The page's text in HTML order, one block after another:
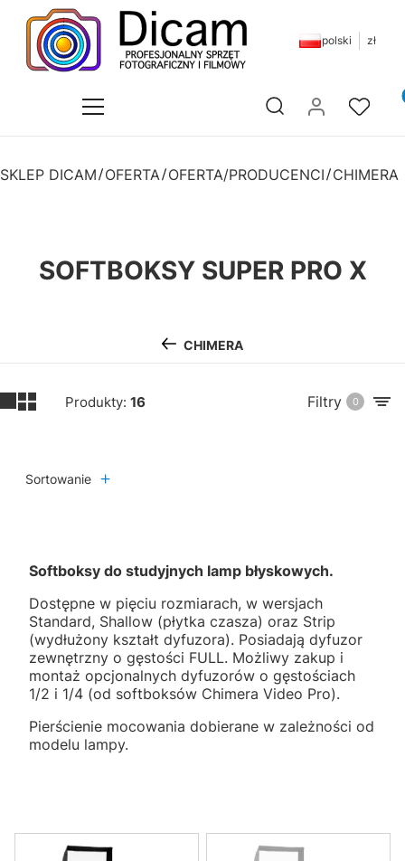
polski zł
Otwórz wyszukiwarkę
SKLEP DICAM OFERTA OFERTA/PRODUCENCI CHIMERA
SOFTBOKSY SUPER PRO X
CHIMERA
Produkty: 16 Filtry 0
Sortowanie
Softboksy do studyjnych lamp błyskowych.
Dostępne w pięciu rozmiarach, w wersjach
Standard, Shallow (płytka czasza) oraz Strip
(wydłużony kształt dyfuzora). Posiadają dyfuzor
zewnętrzny o gęstości FULL. Możliwy zakup i
montaż opcjonalnych dyfuzorów o gęstościach
1/2 i 1/4 (od softboksów Chimera Video Pro).
Pierścienie mocowania dobierane w zależności od
modelu lampy.
Lista produktów